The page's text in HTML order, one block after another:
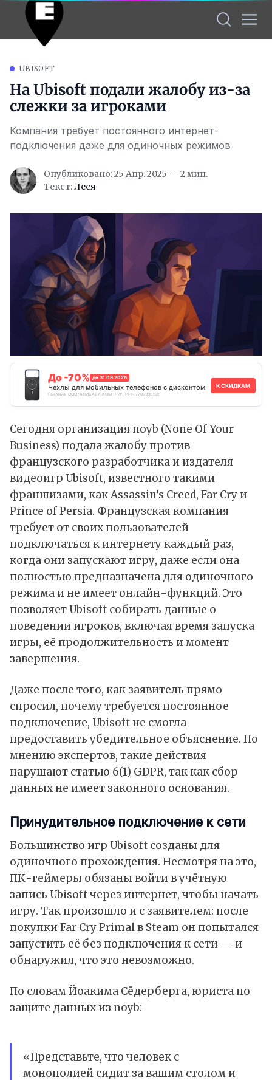
UBISOFT
На Ubisoft подали жалобу из-за
слежки за игроками
Компания требует постоянного интернет-
подключения даже для одиночных режимов
Опубликовано: 25 Апр. 2025
2 мин.
Текст:Леся
До -70% до 31.08.2026
Чехлы для мобильных телефонов с дисконтом
Реклама. ООО "АЛИБАБА.КОМ (РУ)", ИНН 7703380158
К СКИДКАМ
Сегодня организация noyb (None Of Your
Business) подалажалобупротив
французского разработчика и издателя
видеоигр Ubisoft, известного такими
франшизами, как Assassin’s Creed, Far Cry и
Prince of Persia. Французская компания
требует от своих пользователей
подключаться к интернету каждый раз,
когда они запускают игру, даже если она
полностью предназначена для одиночного
режима и не имеет онлайн-функций. Это
позволяетUbisoft собирать данные о
поведении игроков, включая время запуска
игры, её продолжительность и момент
завершения.
Даже после того, как заявитель прямо
спросил, почему требуется постоянное
подключение, Ubisoft не смогла
предоставить убедительное объяснение. По
мнению экспертов, такие действия
нарушают статью 6(1) GDPR, так как сбор
данных не имеет законного основания.
Принудительное подключение к сети
Большинство игр Ubisoft созданы для
одиночного прохождения. Несмотря на это,
ПК-геймеры обязаны войти в учётную
запись Ubisoft через интернет, чтобы начать
игру. Так произошло и с заявителем: после
покупки Far Cry Primal в Steam он попытался
запустить её без подключения к сети — и
обнаружил, что это невозможно.
По словам Йоакима Сёдерберга, юриста по
защите данных из noyb:
«Представьте, что человек с
монополией сидит за вашим столом и